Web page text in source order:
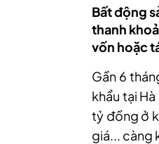
Bất động
thanh
vốn hoặc
Gần 6
khẩu tại
tỷ đồng ở
giá... càng